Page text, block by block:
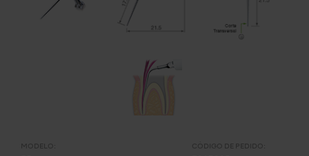
MODELO: CÓDIGO DE PEDIDO: